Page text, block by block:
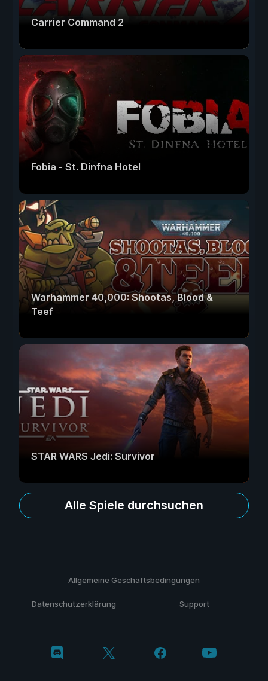
Carrier Command 2
Fobia - St. Dinfna Hotel
Warhammer 40,000: Shootas, Blood &
Teef
STAR WARS Jedi: Survivor
Alle Spiele durchsuchen
Allgemeine Geschäftsbedingungen
Datenschutzerklärung Support